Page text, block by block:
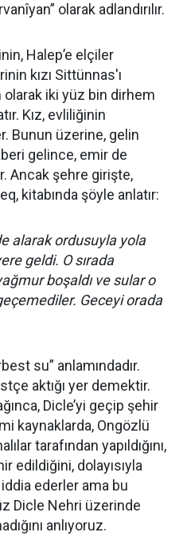
olarak adlandırılır.
Halep’e elçiler
kızı Sittünnas'ı
iki yüz bin dirhem
Kız, evliliğinin
Bunun üzerine, gelin
gelince, emir de
Ancak şehre girişte,
kitabında şöyle anlatır:
alarak ordusuyla yola
geldi. O sırada
boşaldı ve sular o
Geceyi orada
su” anlamındadır.
aktığı yer demektir.
Dicle’yi geçip şehir
kaynaklarda, Ongözlü
tarafından yapıldığını,
edildiğini, dolayısıyla
iddia ederler ama bu
Dicle Nehri üzerinde
anlıyoruz.